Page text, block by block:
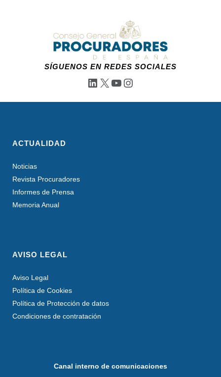
SÍGUENOS EN REDES SOCIALES
LinkedIn
X YouTube
Instagram
ACTUALIDAD
Noticias
Revista Procuradores
Informes de Prensa
Memoria Anual
AVISO LEGAL
Aviso Legal
Política de Cookies
Política de Protección de datos
Condiciones de contratación
Canal interno de comunicaciones